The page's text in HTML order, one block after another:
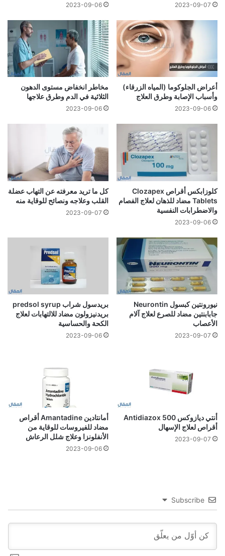
2023-09-07
2023-09-06
أعراض الجلوكوما (المياه الزرقاء)
وأسباب الإصابة وطرق العلاج
2023-09-06
مخاطر انخفاض مستوى الدهون
الثلاثية في الدم وطرق علاجها
2023-09-06
كلوزابكس أقراص Clozapex
Tablets مضاد للذهان لعلاج الفصام
والاضطرابات النفسية
2023-09-06
كل ما تريد معرفته عن التهاب عضلة
القلب وعلاجه ونصائح للوقاية منه
2023-09-07
نيورونتين كبسول Neurontin
جابابنتين مضاد للصرع لعلاج آلام
الأعصاب
2023-09-07
بريدسول شراب predsol syrup
بريدنيزولون مضاد للالتهابات لعلاج
الكحة والحساسية
2023-09-06
أنتي ديازوكس 500 Antidiazox
أقراص لعلاج الإسهال
2023-09-07
أمانتادين Amantadine أقراص
مضاد للفيروسات للوقاية من
الأنفلونزا وعلاج شلل الرعاش
2023-09-06
Subscribe